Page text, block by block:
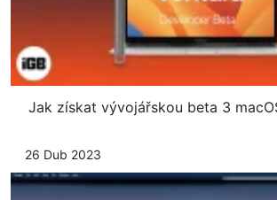
Jak získat vývojářskou beta 3
26 Dub 2023